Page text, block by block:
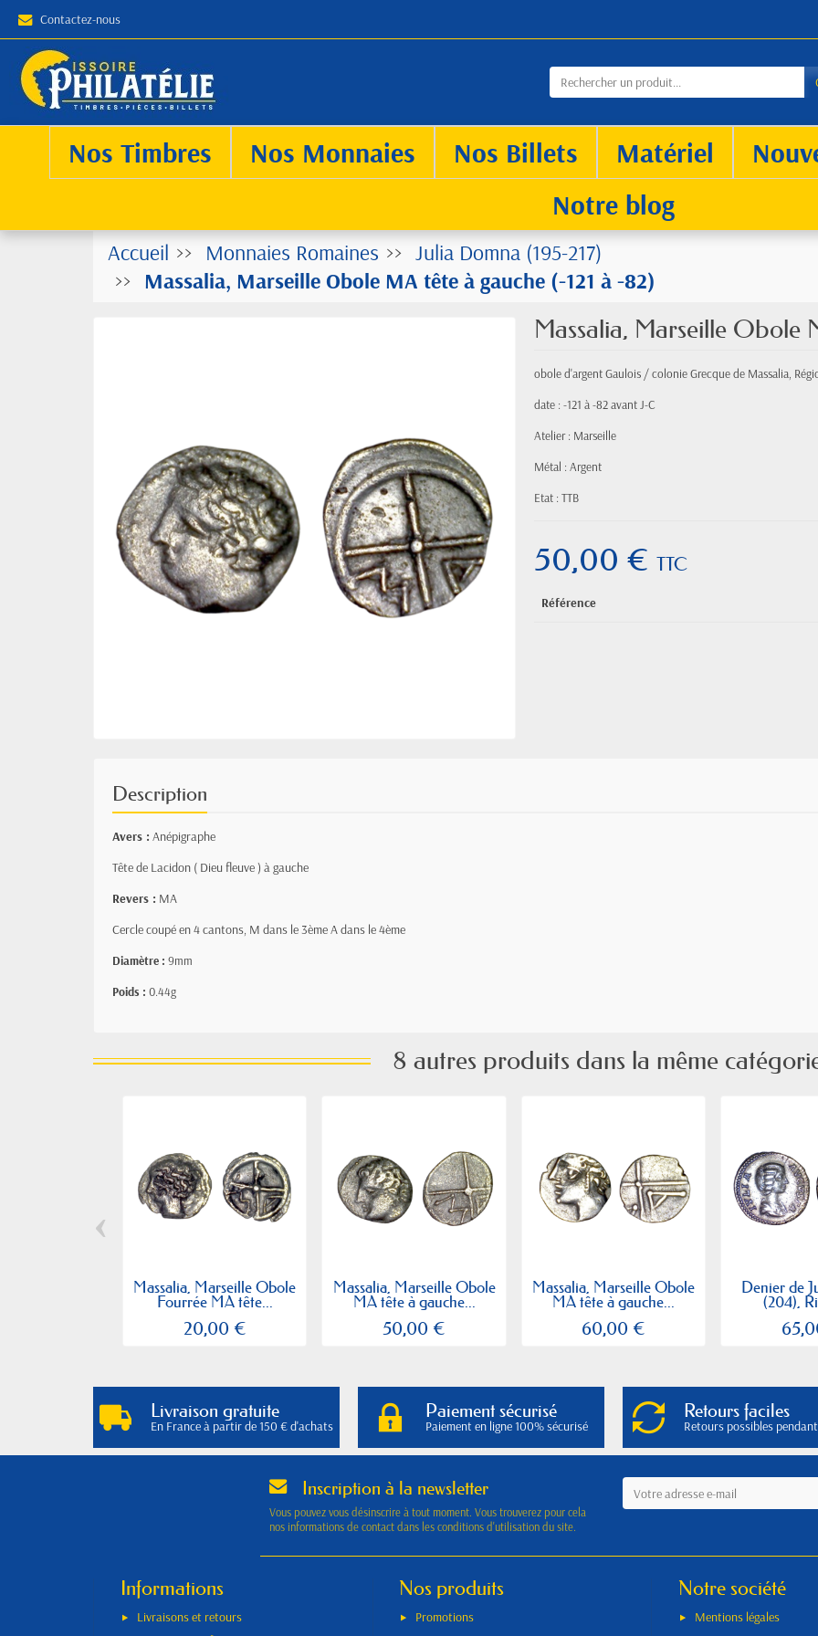
Contactez-nous
Nos Timbres Nos Monnaies Nos Billets Matériel
Notre blog
Accueil Monnaies Romaines
Julia Domna (195-217)
Massalia, Marseille Obole MA tête à gauche (-121 à -82)
Massalia, Marseille Obole
obole d'argent Gaulois / colonie Grecque de Massalia,
date : -121 à -82 avant J-C
Atelier : Marseille
Métal : Argent
Etat : TTB
50,00 €TTC
Référence
Description
Avers : Anépigraphe
Tête de Lacidon ( Dieu fleuve ) à gauche
Revers : MA
Cercle coupé en 4 cantons, M dans le 3ème A dans le 4ème
Diamètre : 9mm
Poids : 0.44g
8 autres produits dans la même
Massalia, Marseille Obole
Fourrée MA tête...
20,00 €
Massalia, Marseille Obole
MA tête à gauche...
50,00 €
Massalia, Marseille Obole
MA tête à gauche...
60,00 €
Denier de
(204),
‹
Livraison gratuite
En France à partir de 150 € d'achats
Paiement sécurisé
Paiement en ligne 100% sécurisé
Retours faciles
Retours possibles
Inscription à la newsletter
Vous pouvez vous désinscrire à tout moment. Vous trouverez pour cela
nos informations de contact dans les conditions d'utilisation du site.
Informations
Livraisons et retours
Nos produits
Promotions
Notre société
Mentions légales